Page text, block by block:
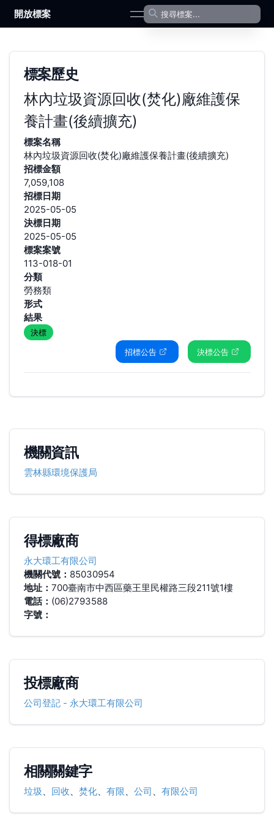
開放標案 open navigation menu
標案歷史
林內垃圾資源回收(焚化)廠維護保
養計畫(後續擴充)
標案名稱
林內垃圾資源回收(焚化)廠維護保養計畫(後續擴充)
招標金額
7,059,108
招標日期
2025-05-05
決標日期
2025-05-05
標案案號
113-018-01
分類
勞務類
形式
結果
決標
招標公告
決標公告
機關資訊
雲林縣環境保護局
得標廠商
永大環工有限公司
機關代號： 85030954
地址： 700臺南市中西區藥王里民權路三段211號1樓
電話： (06)2793588
字號：
投標廠商
公司登記- 永大環工有限公司
相關關鍵字
垃圾、 回收、 焚化、 有限、 公司 、 有限公司